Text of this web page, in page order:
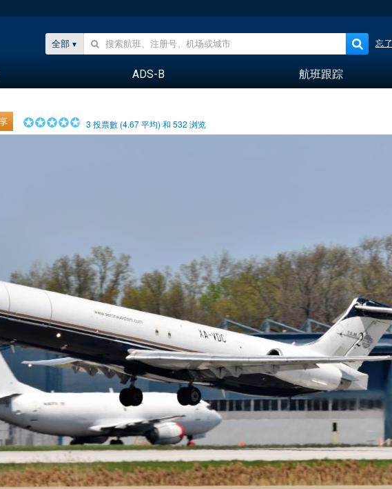
全部 忘
ADS-B 航班跟踪
3 投票數 (4.67平均) 和532 浏览